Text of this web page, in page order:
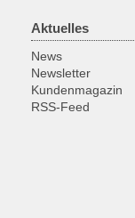
Aktuelles
News
Newsletter
Kundenmagazin
RSS-Feed